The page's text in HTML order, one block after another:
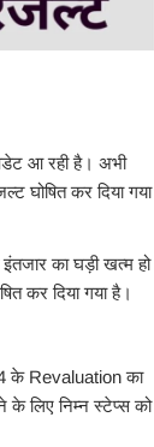
आ रही है। अभी
घोषित कर दिया गया
का घड़ी खत्म हो
कर दिया गया है।
के Revaluation का
लिए निम्न स्टेप्स को